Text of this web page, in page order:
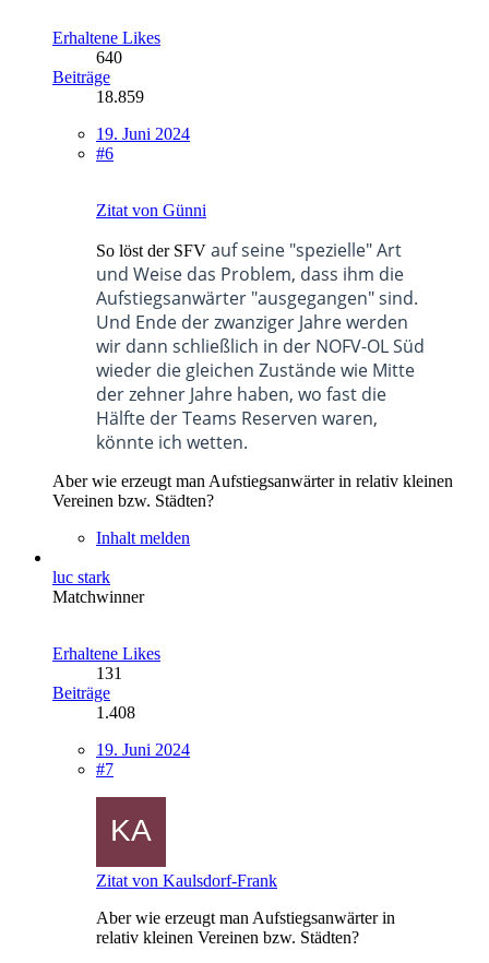
Erhaltene Likes
640
Beiträge
18.859
19. Juni 2024
#6
Zitat von Günni
So löst der SFV auf seine "spezielle" Art
und Weise das Problem, dass ihm die
Aufstiegsanwärter "ausgegangen" sind.
Und Ende der zwanziger Jahre werden
wir dann schließlich in der NOFV-OL Süd
wieder die gleichen Zustände wie Mitte
der zehner Jahre haben, wo fast die
Hälfte der Teams Reserven waren,
könnte ich wetten.
Aber wie erzeugt man Aufstiegsanwärter in relativ kleinen
Vereinen bzw. Städten?
Inhalt melden
luc stark
Matchwinner
Erhaltene Likes
131
Beiträge
1.408
19. Juni 2024
#7
Zitat von Kaulsdorf-Frank
Aber wie erzeugt man Aufstiegsanwärter in
relativ kleinen Vereinen bzw. Städten?